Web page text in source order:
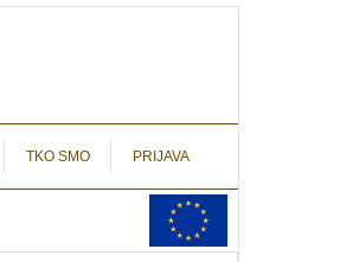
TKO SMO PRIJAVA